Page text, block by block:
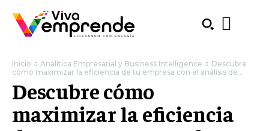
Inicio Analítica Empresarial y Business Intelligence
Descubre
cómo maximizar la eficiencia de tu empresa con el análisis de...
Descubre cómo
maximizar la eficiencia